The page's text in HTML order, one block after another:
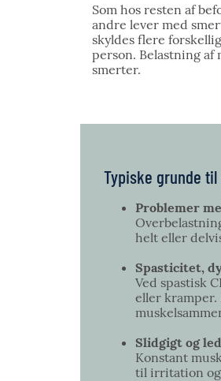
Som hos resten af
andre lever med
skyldes flere
person. Belastning af
smerter.
Typiske grunde
Problemer
helt eller
Spasticitet,
Ved spastisk
eller
Slidgigt og
Konstant
til irritation